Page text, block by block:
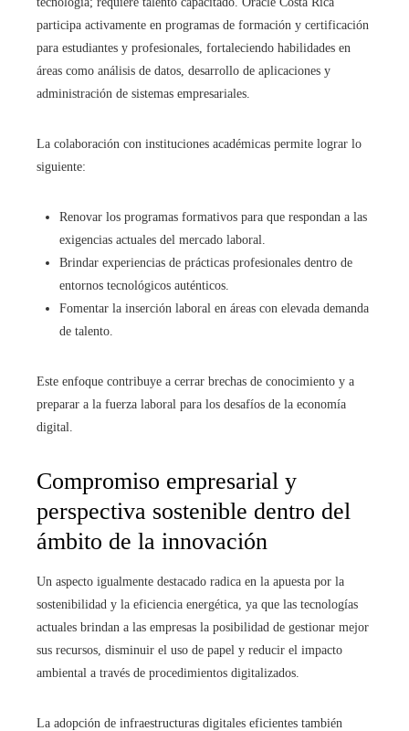
participa activamente en programas de formación y certificación
para estudiantes y profesionales, fortaleciendo habilidades en
áreas como análisis de datos, desarrollo de aplicaciones y
administración de sistemas empresariales.
La colaboración con instituciones académicas permite lograr lo
siguiente:
Renovar los programas formativos para que respondan a las
exigencias actuales del mercado laboral.
Brindar experiencias de prácticas profesionales dentro de
entornos tecnológicos auténticos.
Fomentar la inserción laboral en áreas con elevada demanda
de talento.
Este enfoque contribuye a cerrar brechas de conocimiento y a
preparar a la fuerza laboral para los desafíos de la economía
digital.
Compromiso empresarial y
perspectiva sostenible dentro del
ámbito de la innovación
Un aspecto igualmente destacado radica en la apuesta por la
sostenibilidad y la eficiencia energética, ya que las tecnologías
actuales brindan a las empresas la posibilidad de gestionar mejor
sus recursos, disminuir el uso de papel y reducir el impacto
ambiental a través de procedimientos digitalizados.
La adopción de infraestructuras digitales eficientes también